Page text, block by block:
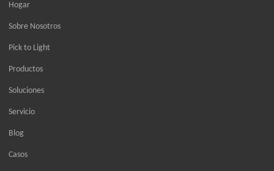
Hogar
Sobre Nosotros
Pick to Light
Productos
Soluciones
Servicio
Blog
Casos